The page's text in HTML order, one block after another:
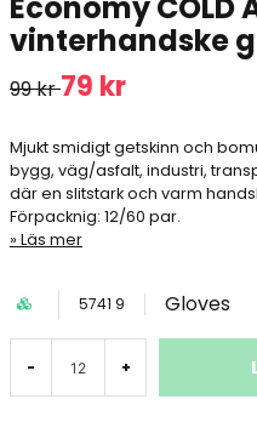
vinterhandske
99 kr79 kr
Mjukt smidigt getskinn och
bygg, väg/asfalt, industri,
där en slitstark och varm
Förpacknig: 12/60 par.
Läs mer
5741 9 Gloves
- +